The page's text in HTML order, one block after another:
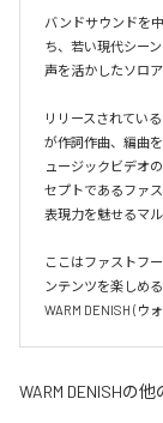
バンドサウンドを
ち、若い現代シー
声を活かしたソロア
リリースされてい
が作詞作曲、編曲
ュージックビデオ
セプトであるファ
表現力を魅せるマ
ここはファストフ
ンテンツを楽しめ
WARM DENISH (ウ
WARM DENISHの他